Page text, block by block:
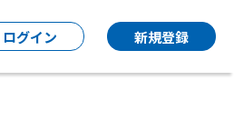
ログイン 新規登録